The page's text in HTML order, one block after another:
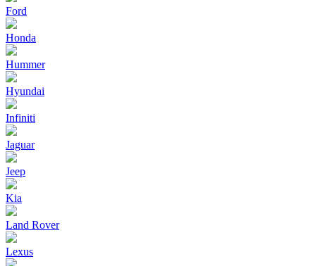
Ford
Honda
Hummer
Hyundai
Infiniti
Jaguar
Jeep
Kia
Land Rover
Lexus